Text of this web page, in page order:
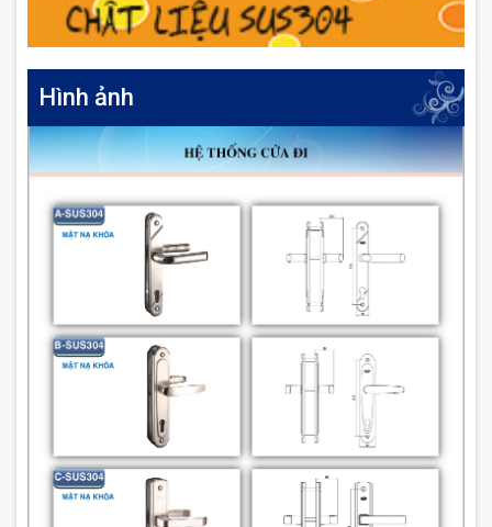
Hình ảnh